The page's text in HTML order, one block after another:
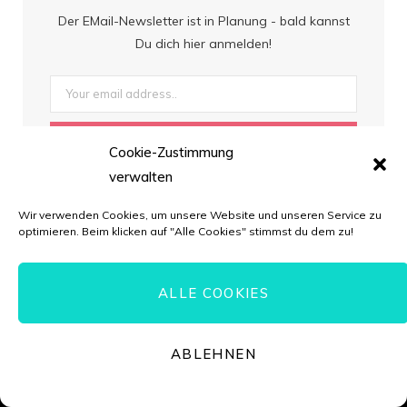
Cookie-Zustimmung
verwalten
Wir verwenden Cookies, um unsere Website und unseren Service zu
optimieren. Beim klicken auf "Alle Cookies" stimmst du dem zu!
ALLE COOKIES
ABLEHNEN
Der EMail-Newsletter ist in Planung - bald kannst
Du dich hier anmelden!